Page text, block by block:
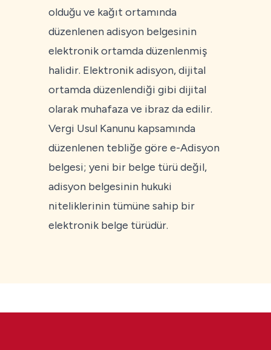
olduğu ve kağıt ortamında
düzenlenen adisyon belgesinin
elektronik ortamda düzenlenmiş
halidir. Elektronik adisyon, dijital
ortamda düzenlendiği gibi dijital
olarak muhafaza ve ibraz da edilir.
Vergi Usul Kanunu kapsamında
düzenlenen tebliğe göre e-Adisyon
belgesi; yeni bir belge türü değil,
adisyon belgesinin hukuki
niteliklerinin tümüne sahip bir
elektronik belge türüdür.